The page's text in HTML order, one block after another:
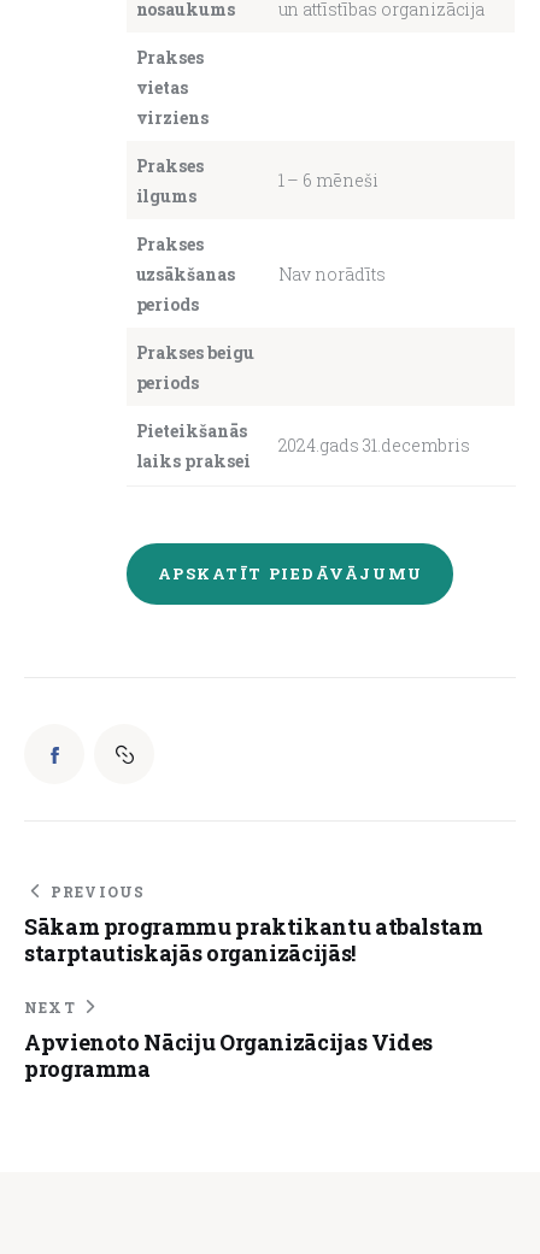
About us
nosaukums
un attīstības organizācija
Prakses
vietas
virziens
Prakses
ilgums
1 – 6 mēneši
Prakses
uzsākšanas
periods
Nav norādīts
Prakses beigu
periods
Pieteikšanās
laiks praksei
2024.gads 31.decembris
APSKATĪT PIEDĀVĀJUMU
PREVIOUS
Sākam programmu praktikantu atbalstam
starptautiskajās organizācijās!
NEXT
Apvienoto Nāciju Organizācijas Vides
programma